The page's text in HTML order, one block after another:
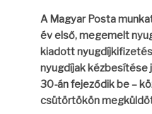
A Magyar Posta
év első, megemelt
kiadott
nyugdíjak kézbesítése
30-án fejeződik be –
csütörtökön